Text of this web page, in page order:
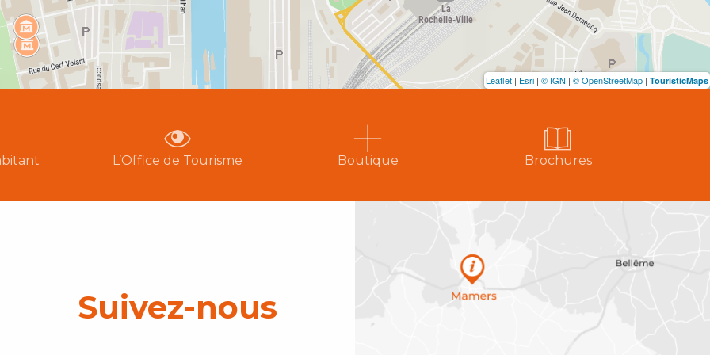
Leaflet | Esri | © IGN | © OpenStreetMap | TouristicMaps
L’Office de Tourisme Boutique Brochures
Suivez-nous